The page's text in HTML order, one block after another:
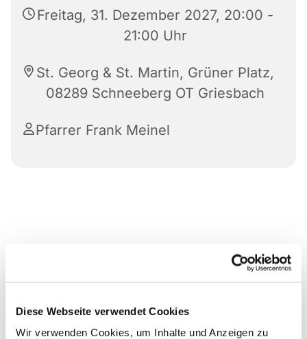
Diese Webseite verwendet Cookies
Wir verwenden Cookies, um Inhalte und Anzeigen zu
Freitag, 31. Dezember 2027, 20:00 -
21:00 Uhr
St. Georg & St. Martin, Grüner Platz,
08289 Schneeberg OT Griesbach
Pfarrer Frank Meinel